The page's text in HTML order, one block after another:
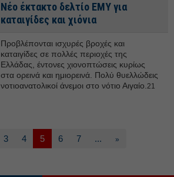
Νέο έκτακτο δελτίο ΕΜΥ για
καταιγίδες και χιόνια
Προβλέπονται ισχυρές βροχές και
καταιγίδες σε πολλές περιοχές της
Ελλάδας, έντονες χιονοπτώσεις κυρίως
στα ορεινά και ημιορεινά. Πολύ θυελλώδεις
νοτιοανατολικοί άνεμοι στο νότιο Αιγαίο. 21
3 4 5 6 7 ... »